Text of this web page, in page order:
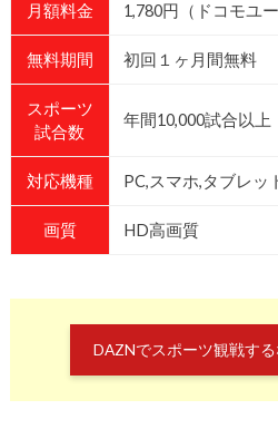
月額料金 1,780円（ドコモユ
無料期間 初回１ヶ月間無料
スポーツ
試合数
年間10,000試合以上
対応機種 PC,スマホ,タブレッ
画質 HD高画質
DAZNでスポーツ観戦す